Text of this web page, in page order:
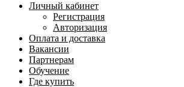
Личный кабинет
Регистрация
Авторизация
Оплата и доставка
Вакансии
Партнерам
Обучение
Где купить